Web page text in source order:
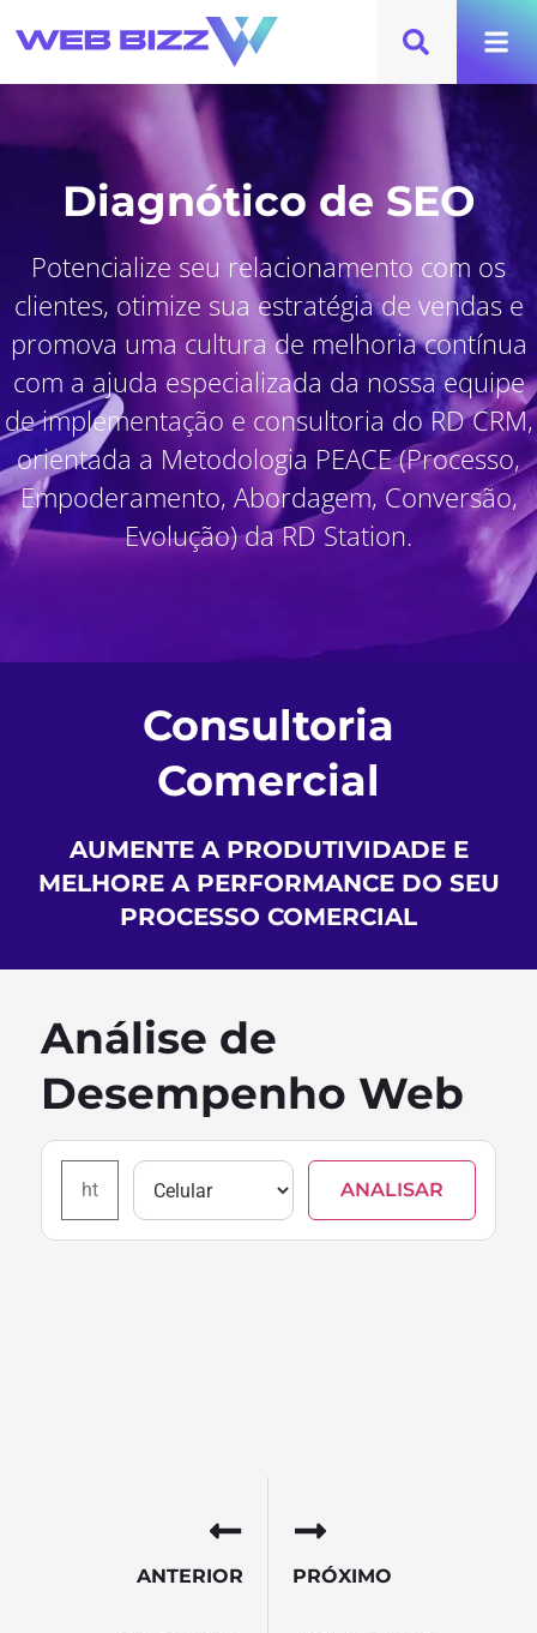
Diagnótico de SEO
Potencialize seu relacionamento com os
clientes, otimize sua estratégia de vendas e
promova uma cultura de melhoria contínua
com a ajuda especializada da nossa equipe
de implementação e consultoria do RD CRM,
orientada a Metodologia PEACE (Processo,
Empoderamento, Abordagem, Conversão,
Evolução) da RD Station.
Consultoria
Comercial
AUMENTE A PRODUTIVIDADE E
MELHORE A PERFORMANCE DO SEU
PROCESSO COMERCIAL
Análise de
Desempenho Web
ANALISAR
ANTERIOR PRÓXIMO